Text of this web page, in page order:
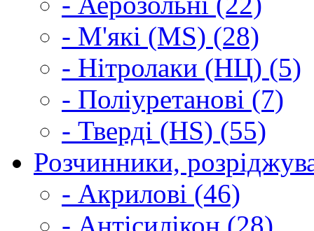
- М'які (MS) (28)
- Нітролаки (НЦ) (5)
- Поліуретанові (7)
- Тверді (HS) (55)
Розчинники,
- Акрилові (46)
- Антісилікон (28)